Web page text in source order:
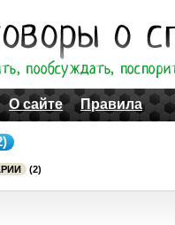
О сайте Правила
(2)